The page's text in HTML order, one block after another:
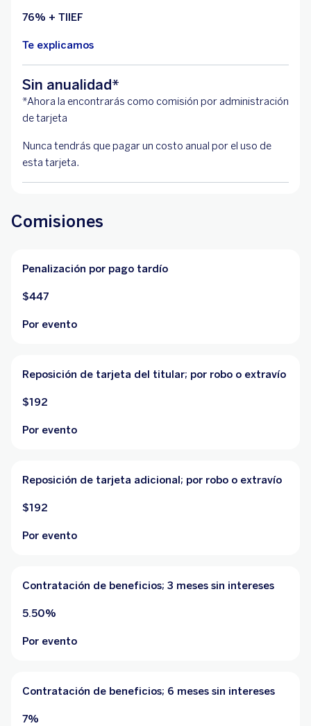
76% + TIIEF
Te explicamos
Sin anualidad*
*Ahora la encontrarás como comisión por administración
de tarjeta
Nunca tendrás que pagar un costo anual por el uso de
esta tarjeta.
Comisiones
Penalización por pago tardío
$447
Por evento
Reposición de tarjeta del titular; por robo o extravío
$192
Por evento
Reposición de tarjeta adicional; por robo o extravío
$192
Por evento
Contratación de beneficios; 3 meses sin intereses
5.50%
Por evento
Contratación de beneficios; 6 meses sin intereses
7%